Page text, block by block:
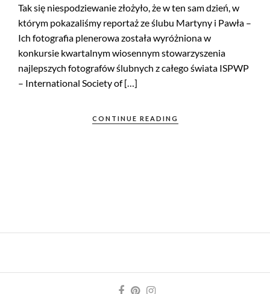
Tak się niespodziewanie złożyło, że w ten sam dzień, w
którym pokazaliśmy reportaż ze ślubu Martyny i Pawła –
Ich fotografia plenerowa została wyróżniona w
konkursie kwartalnym wiosennym stowarzyszenia
najlepszych fotografów ślubnych z całego świata ISPWP
– International Society of […]
CONTINUE READING